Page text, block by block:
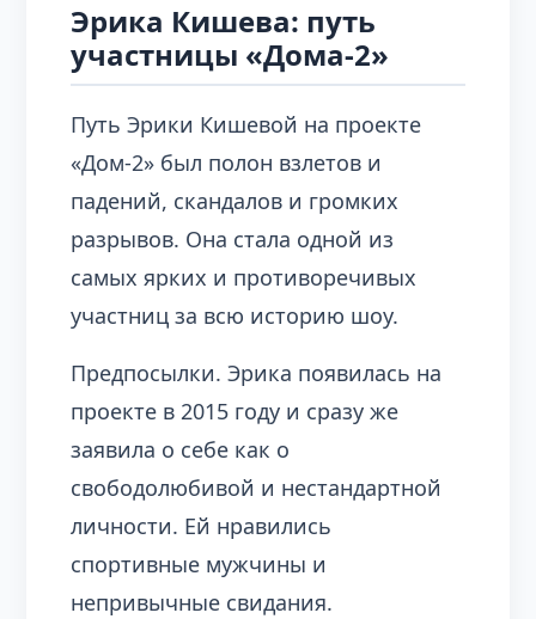
Эрика Кишева: путь
участницы «Дома-2»
Путь Эрики Кишевой на проекте
«Дом-2» был полон взлетов и
падений, скандалов и громких
разрывов. Она стала одной из
самых ярких и противоречивых
участниц за всю историю шоу.
Предпосылки. Эрика появилась на
проекте в 2015 году и сразу же
заявила о себе как о
свободолюбивой и нестандартной
личности. Ей нравились
спортивные мужчины и
непривычные свидания.